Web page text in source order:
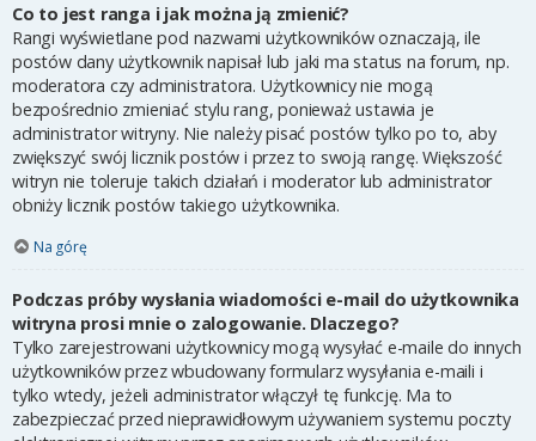
Co to jest ranga i jak można ją zmienić?
Rangi wyświetlane pod nazwami użytkowników oznaczają, ile
postów dany użytkownik napisał lub jaki ma status na forum, np.
moderatora czy administratora. Użytkownicy nie mogą
bezpośrednio zmieniać stylu rang, ponieważ ustawia je
administrator witryny. Nie należy pisać postów tylko po to, aby
zwiększyć swój licznik postów i przez to swoją rangę. Większość
witryn nie toleruje takich działań i moderator lub administrator
obniży licznik postów takiego użytkownika.
Na górę
Podczas próby wysłania wiadomości e-mail do użytkownika
witryna prosi mnie o zalogowanie. Dlaczego?
Tylko zarejestrowani użytkownicy mogą wysyłać e-maile do innych
użytkowników przez wbudowany formularz wysyłania e-maili i
tylko wtedy, jeżeli administrator włączył tę funkcję. Ma to
zabezpieczać przed nieprawidłowym używaniem systemu poczty